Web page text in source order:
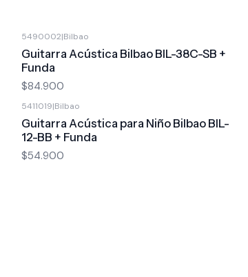
5490002|Bilbao
Guitarra Acústica Bilbao BIL-38C-SB +
Funda
$84.900
5411019|Bilbao
Guitarra Acústica para Niño Bilbao BIL-
12-BB + Funda
$54.900